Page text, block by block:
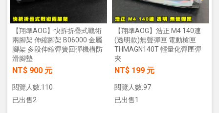
【翔準AOG】快拆折疊式戰術
兩腳架 伸縮腳架 B06000 金屬
腳架 多段伸縮彈簧回彈機構防
滑腳墊
NT$ 900 元
閱覽人數:110
已出售2
【翔準AOG】浩正 M4 140連
(透明款)無聲彈匣 電動槍匣
THMAGN140T 輕量化彈匣彈
夾
NT$ 199 元
閱覽人數:97
已出售1